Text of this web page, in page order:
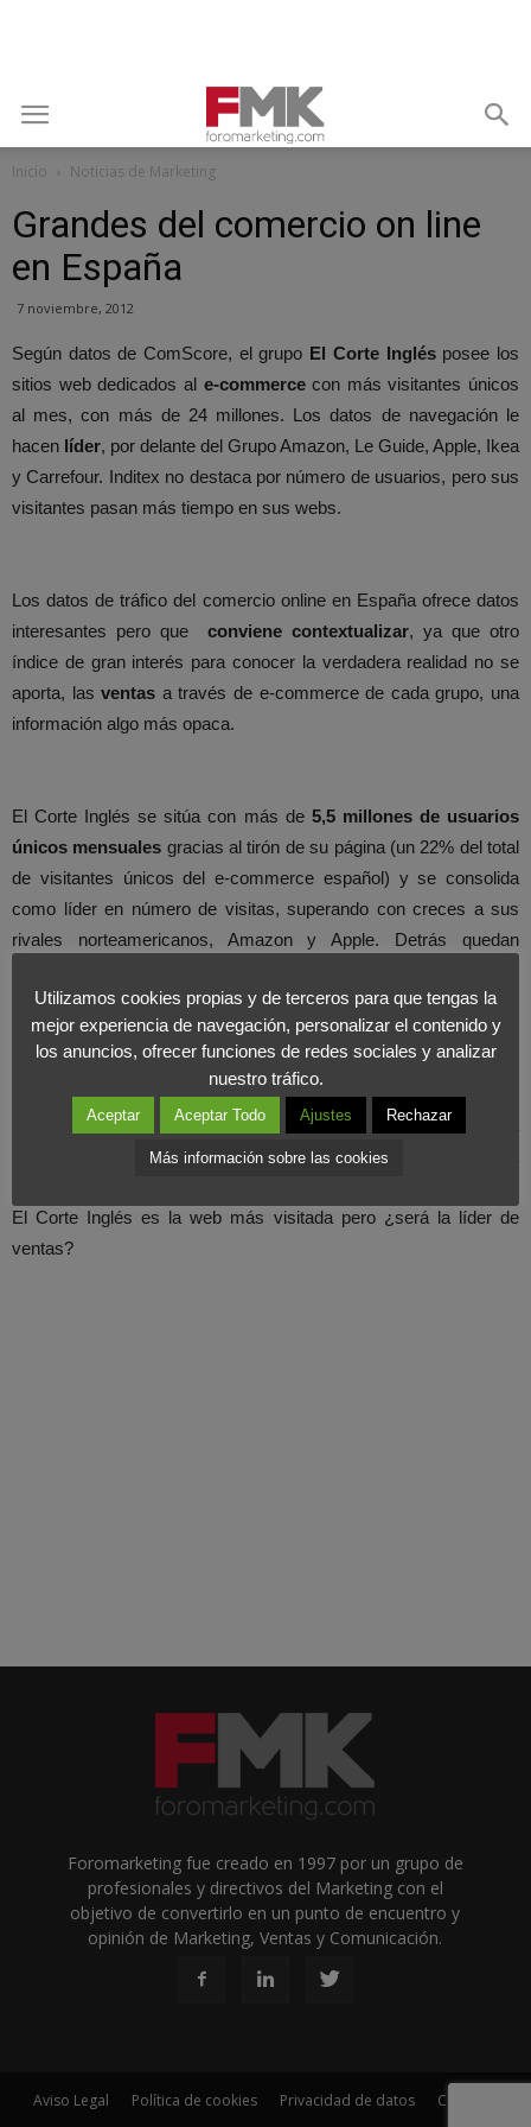
Inicio Noticias de Marketing
Grandes del comercio on line
en España
7 noviembre, 2012
Según datos de ComScore, el grupo El Corte Inglésposee los
sitios web dedicados al e-commercecon más visitantes únicos
al mes, con más de 24 millones. Los datos de navegación le
hacen líder, por delante del Grupo Amazon, Le Guide, Apple, Ikea
y Carrefour. Inditex no destaca por número de usuarios, pero sus
visitantes pasan más tiempo en sus webs.
Los datos de tráfico del comercio online en España ofrece datos
interesantes pero que conviene contextualizar, ya que otro
índice de gran interés para conocer la verdadera realidad no se
aporta, lasventas a través de e-commerce de cada grupo, una
información algo más opaca.
El Corte Inglés se sitúa con más de 5,5 millones de usuarios
únicos mensuales gracias al tirón de su página (un 22% del total
de visitantes únicos del e-commerce español) y se consolida
como líder en número de visitas, superando con creces a sus
rivales norteamericanos, Amazon y Apple. Detrás quedan
Casadellibro (1,22 MM), Decathlon (1,21 MM) o Inditex (1,1 MM).
Foromarketingcreemos que la estadística y los datos
aislados pueden generar confusión, ya que a través de esta
ciencia podemos concluir variadas conclusiones partiendo de una
El Corte Inglés es la web más visitada pero ¿será la líder de
ventas?
Foromarketing fue creado en 1997 por un grupo de
profesionales y directivos del Marketing con el
objetivo de convertirlo en un punto de encuentro y
opinión de Marketing, Ventas y Comunicación.
Aviso Legal Política de cookies Privacidad de datos Contacto
Utilizamos cookies propias y de terceros para que tengas la
mejor experiencia de navegación, personalizar el contenido y
los anuncios, ofrecer funciones de redes sociales y analizar
nuestro tráfico.
Aceptar Aceptar Todo Ajustes Rechazar
Más información sobre las cookies